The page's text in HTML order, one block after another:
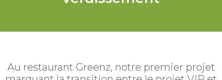
Au restaurant Greenz, notre premier projet